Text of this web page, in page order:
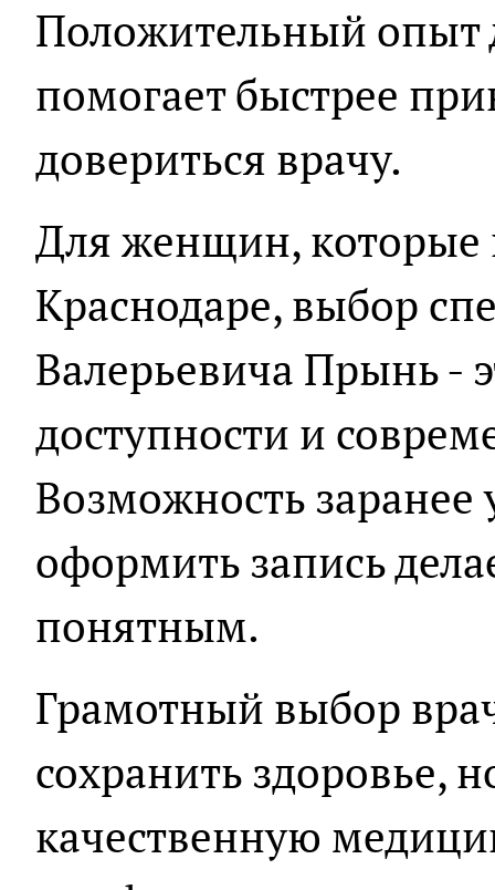
Положительный
помогает быстрее
довериться врачу.
Для женщин, которые
Краснодаре, выбор
Валерьевича Прынь -
доступности и
Возможность
оформить запись
понятным.
Грамотный выбор
сохранить здоровье,
качественную